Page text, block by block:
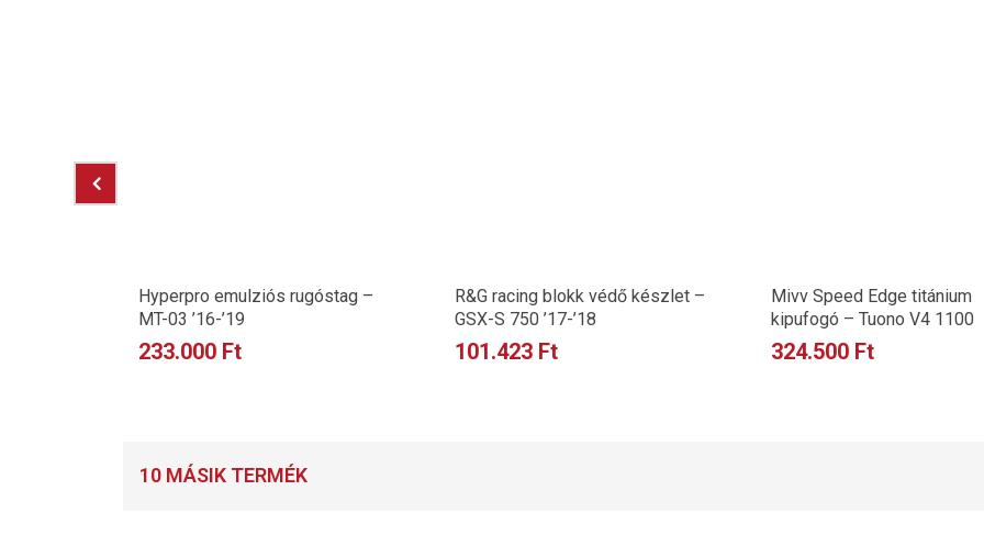
Hyperpro emulziós rugóstag –
MT-03 ’16-’19
233.000 Ft
R&G racing blokk védő készlet –
GSX-S 750 ’17-’18
101.423 Ft
Mivv Speed Edge titánium
kipufogó – Tuono V4 1100
324.500 Ft
10 MÁSIK TERMÉK